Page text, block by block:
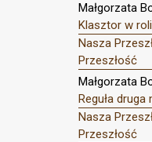
Małgorzata
Klasztor w
Nasza
Przeszłość
Małgorzata
Reguła
Nasza
Przeszłość